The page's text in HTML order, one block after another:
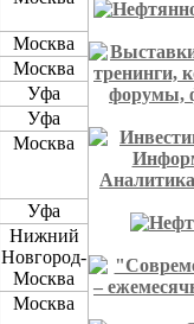
Москва
Москва
Уфа
Уфа
Москва
Уфа
Нижний
Новгород-
Москва
Москва